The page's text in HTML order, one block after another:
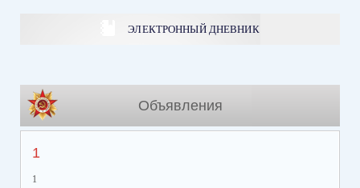
ЭЛЕКТРОННЫЙ ДНЕВНИК
Объявления
1
1